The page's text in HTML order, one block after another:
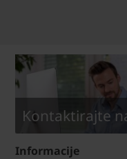
Kontaktirajte
Informacije